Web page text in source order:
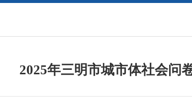
2025年三明市城市体社会问